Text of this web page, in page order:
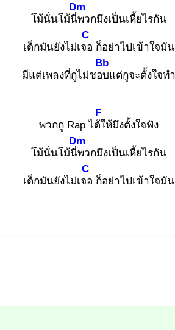
โม้นั่นโม้นี่พ
Dm
วกมึงเป็นเหี้ยไรกัน
เด็กมันยังไม่เจอ
C
ก็อย่าไปเข้าใจมัน
มีแต่เพลงที่กูไม่ชอบ
Bb
แต่กูจะตั้งใจทำ
พวกกู Rap ได้ใ
F
ห้มึงตั้งใจฟัง
โม้นั่นโม้นี่พ
Dm
วกมึงเป็นเหี้ยไรกัน
เด็กมันยังไม่เจอ
C
ก็อย่าไปเข้าใจมัน